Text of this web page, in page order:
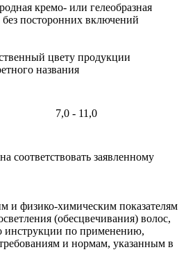
кремо- или гелеобразная
без посторонних включений
цвету продукции
названия
7,0 - 11,0
соответствовать заявленному
и физико-химическим показателям
(обесцвечивания) волос,
инструкции по применению,
и нормам, указанным в